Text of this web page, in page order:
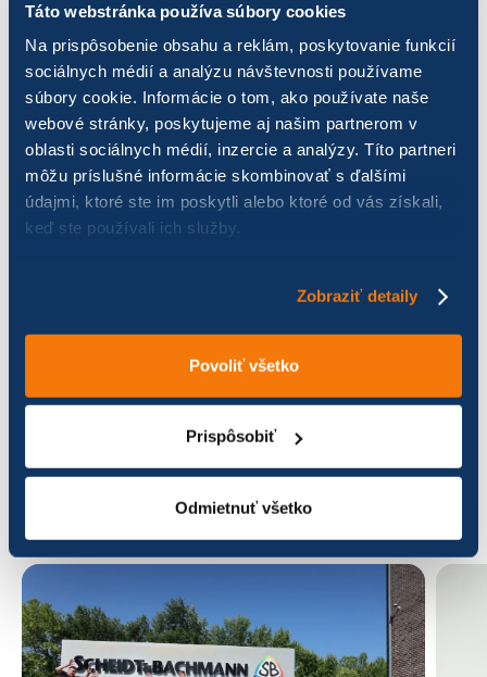
Táto webstránka používa súbory cookies
Na prispôsobenie obsahu a reklám, poskytovanie funkcií
sociálnych médií a analýzu návštevnosti používame
súbory cookie. Informácie o tom, ako používate naše
webové stránky, poskytujeme aj našim partnerom v
oblasti sociálnych médií, inzercie a analýzy. Títo partneri
môžu príslušné informácie skombinovať s ďalšími
údajmi, ktoré ste im poskytli alebo ktoré od vás získali,
keď ste používali ich služby.
Zobraziť detaily
Povoliť všetko
Prispôsobiť
Odmietnuť všetko
voľna (titulná fotka k článku).„V Žiline a Košiciach môžu
kolegovia využiť aj bikesharing. V Žiline sú stanice na odkladanie
bicyklov hneď v blízkosti našej pobočky, čo je veľkou výhodou.
V Košiciach viete nechať bicykel na ľubovoľnom mieste,“uzatvára
Tereščáková.
OCI BB, mm
ĎALŠIE NOVINKY